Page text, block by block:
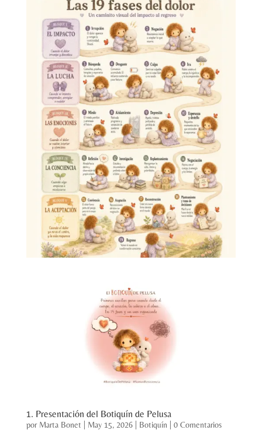
1. Presentación del Botiquín de Pelusa
por Marta Bonet May 15, 2026| Botiquín 0 Comentarios